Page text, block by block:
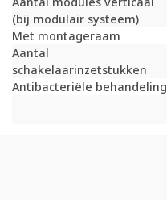
(bij modulair systeem)
Met montageraam
Aantal
schakelaarinzetstukken
Antibacteriële behandeling